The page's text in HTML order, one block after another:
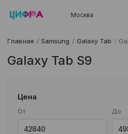
Москва
Главная / Samsung / Galaxy Tab /
Galaxy Tab S9
Цена
От До